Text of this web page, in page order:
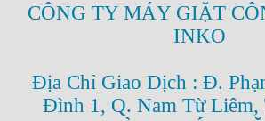
CÔNG TY MÁY GIẶT
INKO
Địa Chỉ Giao Dịch : Đ.
Đình 1, Q. Nam Từ Liêm,